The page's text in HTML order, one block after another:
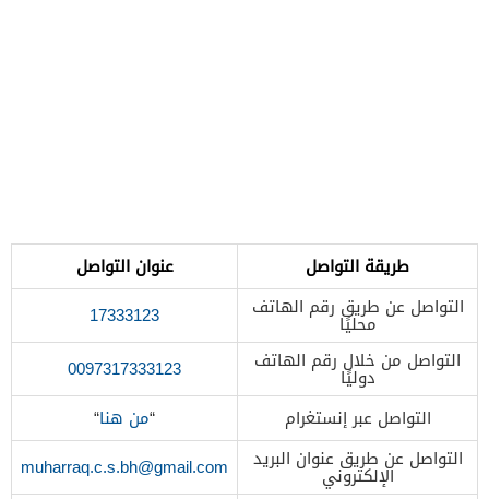
طريقة التواصل
عنوان التواصل
التواصل عن طريق رقم الهاتف
محليًا
17333123
التواصل من خلال رقم الهاتف
دوليًا
0097317333123
التواصل عبر إنستغرام
“من هنا“
التواصل عن طريق عنوان البريد
الإلكتروني
muharraq.c.s.bh@gmail.com